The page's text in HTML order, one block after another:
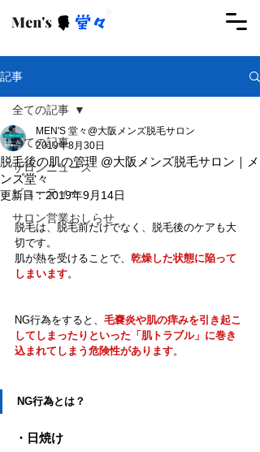
記事
全ての記事
サロンニュース
ビューティー
サロン営業おしらせ
全ての記事
脱毛後の肌の管理 @大阪メンズ脱毛サロン｜メ
ンズ堂々
MEN'S 堂々@大阪メンズ脱毛サロン
2019年8月30日
更新日：2019年9月14日
脱毛は、脱毛前だけでなく、脱毛後のケアも大
切です。
肌が熱を受けることで、 乾燥した状態に陥って
しまいます。
NG行為をすると、 毛嚢炎や肌の痒みを引き起こ
してしまったりといった「肌トラブル」に巻き
込まれてしまう危険性があります。
NG行為とは？
・日焼け